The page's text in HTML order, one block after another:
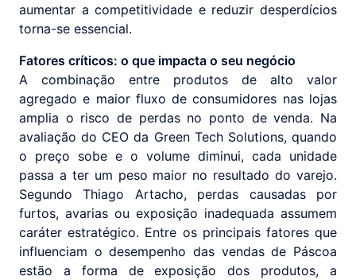
aumentar a competitividade e reduzir desperdícios
torna-se essencial.
Fatores críticos: o que impacta o seu negócio
A combinação entre produtos de alto valor
agregado e maior fluxo de consumidores nas lojas
amplia o risco de perdas no ponto de venda. Na
avaliação do CEO da Green Tech Solutions, quando
o preço sobe e o volume diminui, cada unidade
passa a ter um peso maior no resultado do varejo.
Segundo Thiago Artacho, perdas causadas por
furtos, avarias ou exposição inadequada assumem
caráter estratégico. Entre os principais fatores que
influenciam o desempenho das vendas de Páscoa
estão a forma de exposição dos produtos, a